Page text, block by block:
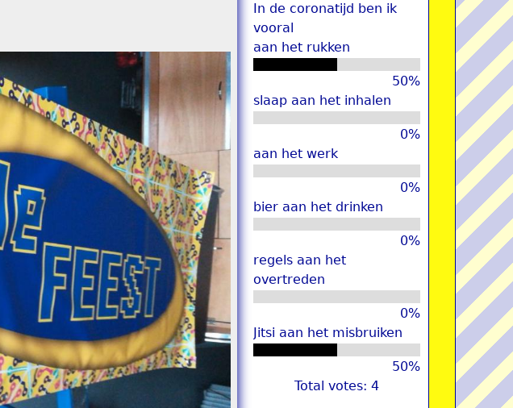
In de coronatijd ben ik
vooral
aan het rukken
50%
slaap aan het inhalen
0%
aan het werk
0%
bier aan het drinken
0%
regels aan het
overtreden
0%
Jitsi aan het misbruiken
50%
Total votes: 4